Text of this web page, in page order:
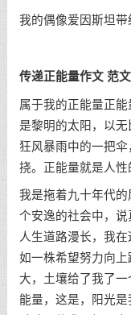
我的偶像爱因斯坦带
传递正能量作文 范
属于我的正能量正
是黎明的太阳，以
狂风暴雨中的一把
挠。正能量就是人性
我是拖着九十年代
个安逸的社会中，说
人生道路漫长，我
如一株希望努力向
大，土壤给了我了
能量，这是，阳光